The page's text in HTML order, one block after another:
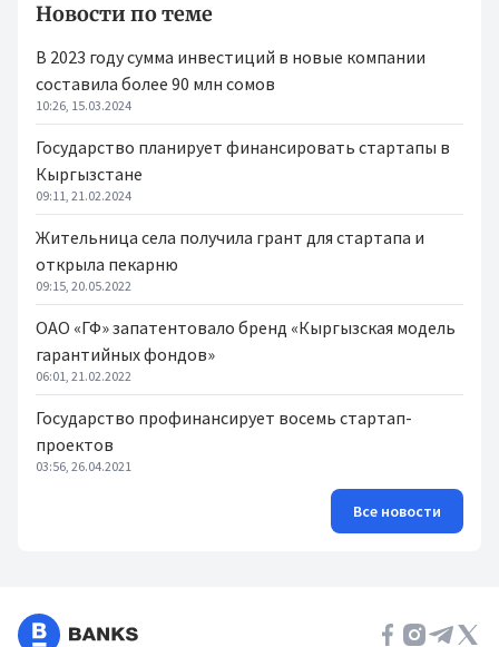
Новости по теме
В 2023 году сумма инвестиций в новые компании
составила более 90 млн сомов
10:26, 15.03.2024
Государство планирует финансировать стартапы в
Кыргызстане
09:11, 21.02.2024
Жительница села получила грант для стартапа и
открыла пекарню
09:15, 20.05.2022
ОАО «ГФ» запатентовало бренд «Кыргызская модель
гарантийных фондов»
06:01, 21.02.2022
Государство профинансирует восемь стартап-
проектов
03:56, 26.04.2021
Все новости